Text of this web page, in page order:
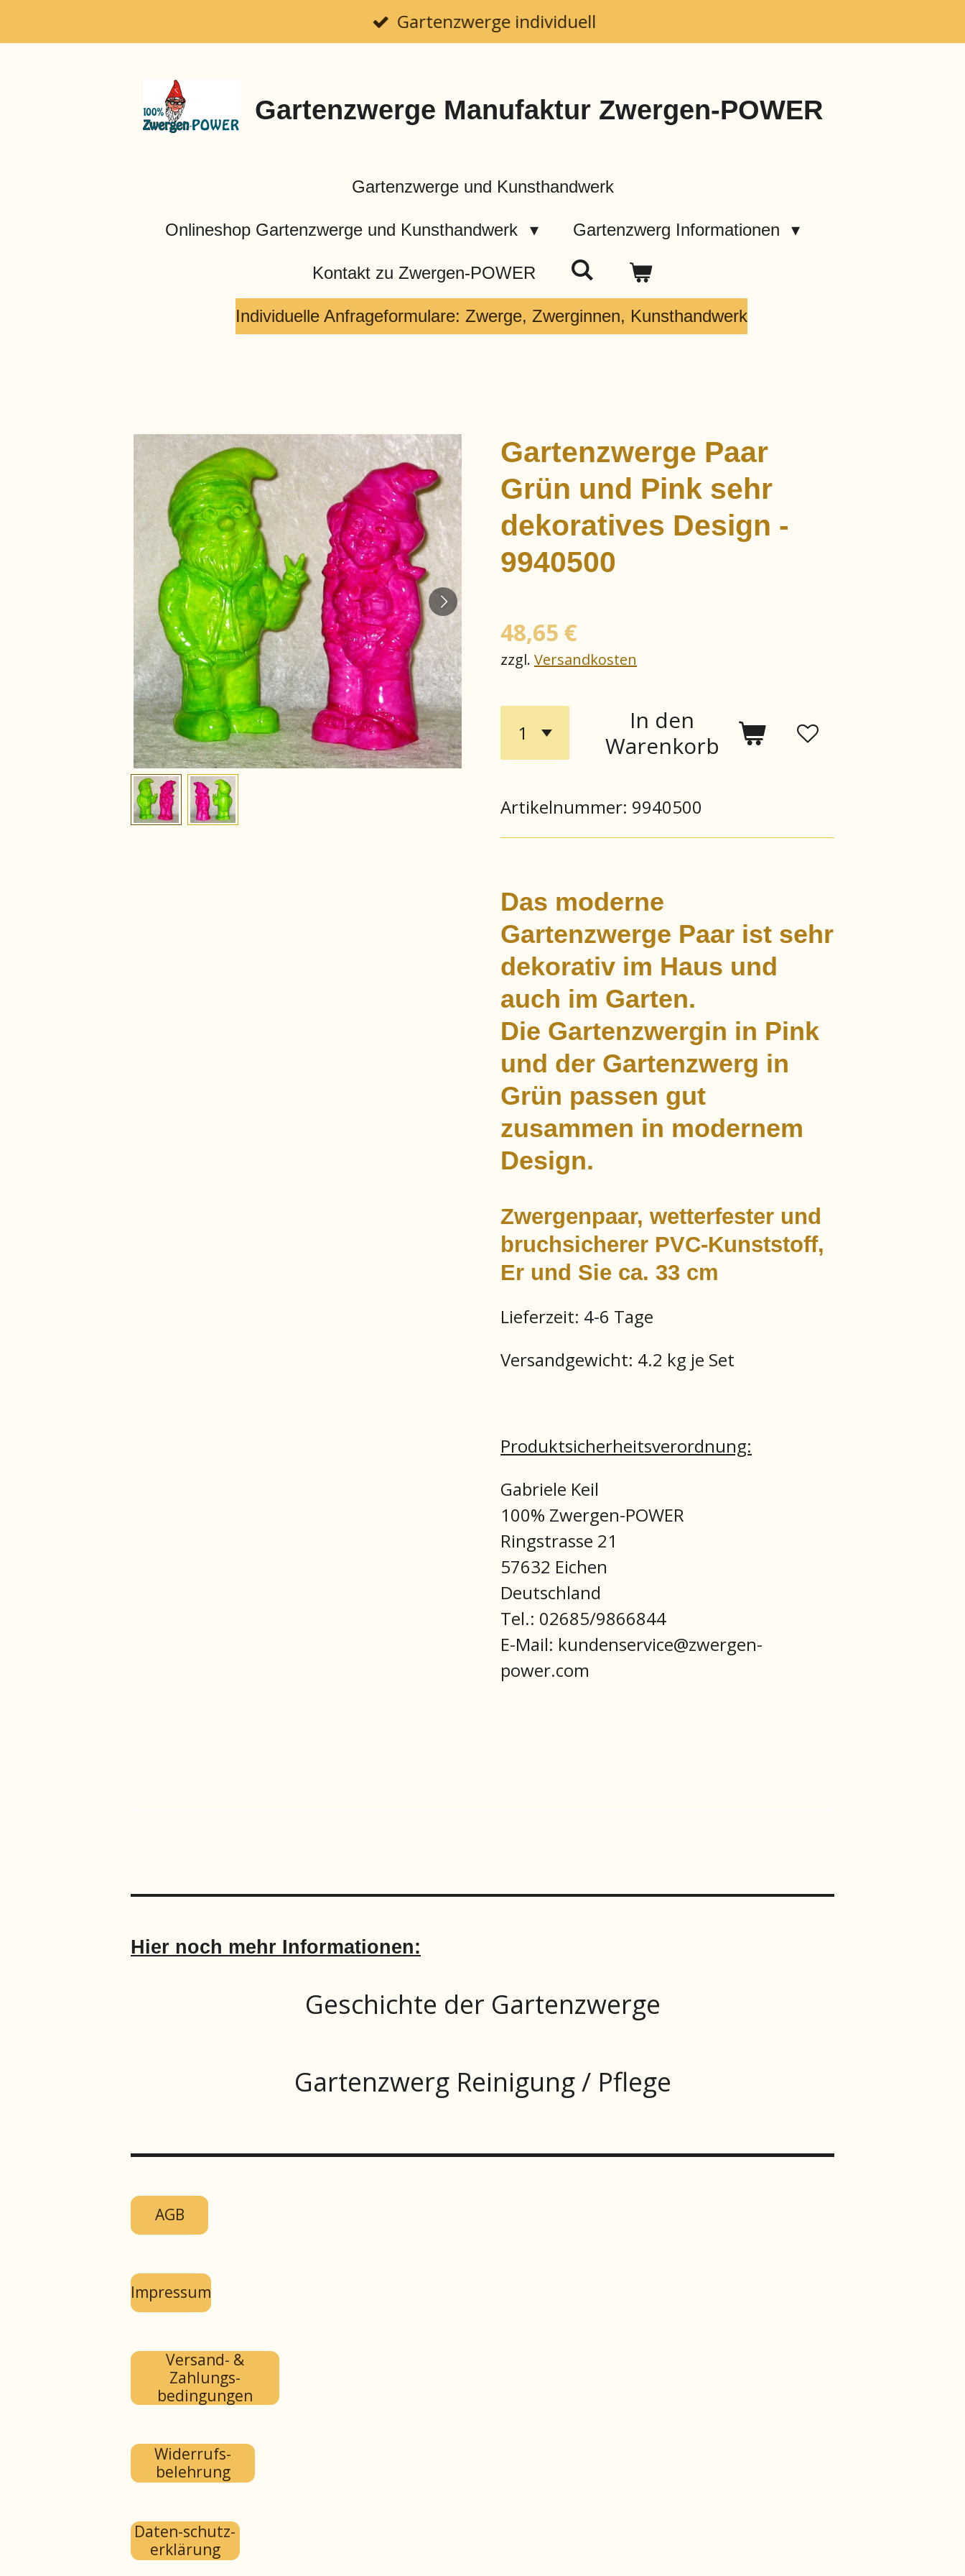
Hauptinhalt
Gartenzwerge individuell
Gartenzwerge Manufaktur Zwergen-POWER
Gartenzwerge und Kunsthandwerk
Onlineshop Gartenzwerge und Kunsthandwerk Gartenzwerg Informationen
Kontakt zu Zwergen-POWER
Individuelle Anfrageformulare: Zwerge, Zwerginnen, Kunsthandwerk
Gartenzwerge Paar
Grün und Pink sehr
dekoratives Design -
9940500
48,65 €
zzgl. Versandkosten
In den
Warenkorb
Artikelnummer: 9940500
Das moderne
Gartenzwerge Paar ist sehr
dekorativ im Haus und
auch im Garten.
Die Gartenzwergin in Pink
und der Gartenzwerg in
Grün passen gut
zusammen in modernem
Design.
Zwergenpaar, wetterfester und
bruchsicherer PVC-Kunststoff,
Er und Sie ca. 33 cm
Lieferzeit: 4-6 Tage
Versandgewicht: 4.2 kg je Set
Produktsicherheitsverordnung:
Gabriele Keil
100% Zwergen-POWER
Ringstrasse 21
57632 Eichen
Deutschland
Tel.: 02685/9866844
E-Mail: kundenservice@zwergen-
power.com
Hier noch mehr Informationen:
Geschichte der Gartenzwerge
Gartenzwerg Reinigung / Pflege
AGB
Impressum
Versand- &
Zahlungs-
bedingungen
Widerrufs-
belehrung
Daten-schutz-
erklärung